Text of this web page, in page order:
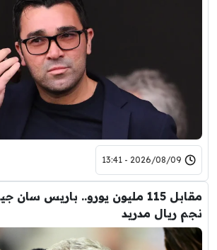
2026/08/09 - 13:41
مقابل 115 مليون يورو.. باريس
نجم ريال مدريد